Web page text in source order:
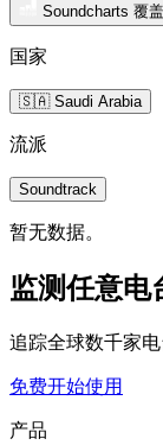
Soundcharts 覆
国家
🇸🇦 Saudi Arabia
流派
Soundtrack
暂无数据。
监测任意电
追踪全球数千家
免费开始使用
产品